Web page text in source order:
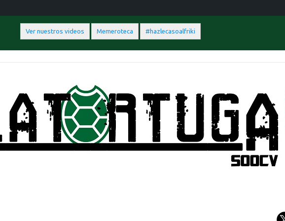
Ver nuestros videos Memeroteca #hazlecasoalfriki